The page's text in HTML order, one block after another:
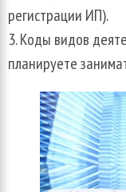
регистрации ИП).
Коды видов
планируете